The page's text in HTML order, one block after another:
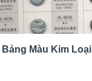
Bảng Màu Kim Loại